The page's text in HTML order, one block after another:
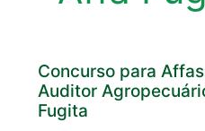
Concurso para
Auditor
Fugita